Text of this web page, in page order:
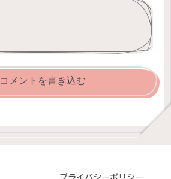
コメントを書き込む